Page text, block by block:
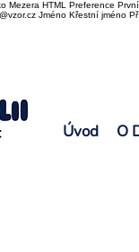
Mezera HTML Preference
Jméno Křestní jméno
Úvod O